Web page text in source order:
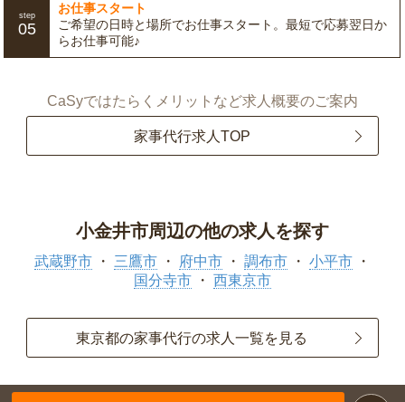
step
05
お仕事スタート
ご希望の日時と場所でお仕事スタート。最短で応募翌日か
らお仕事可能♪
CaSyではたらくメリットなど求人概要のご案内
家事代行求人TOP
小金井市周辺の他の求人を探す
武蔵野市 三鷹市 府中市 調布市
小平市
国分寺市
西東京市
東京都の家事代行の求人一覧を見る